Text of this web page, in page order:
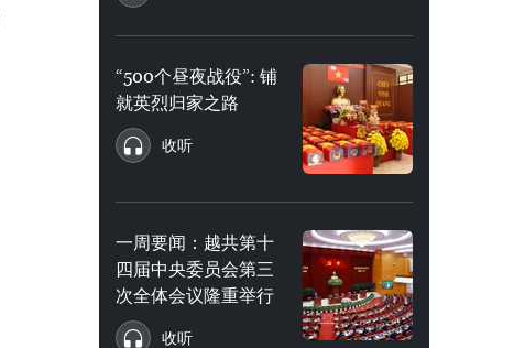
“500个昼夜战役”: 铺
就英烈归家之路
收听
一周要闻：越共第十
四届中央委员会第三
次全体会议隆重举行
收听